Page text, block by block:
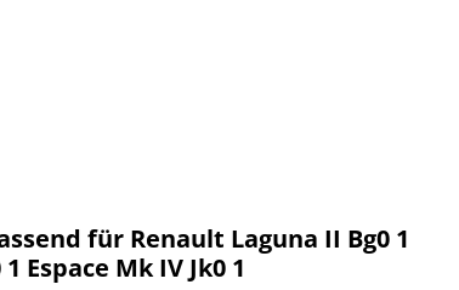
für Renault Laguna II Bg0 1
Espace Mk IV Jk0 1